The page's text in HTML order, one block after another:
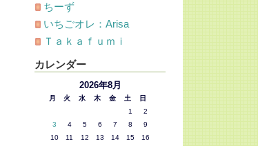
ちーず
いちごオレ：Arisa
Ｔａｋａｆｕｍｉ
カレンダー
2026年8月
月 火 水 木 金 土
日
1
2
3
4 5 6 7 8
9
10
11 12 13 14 15
16